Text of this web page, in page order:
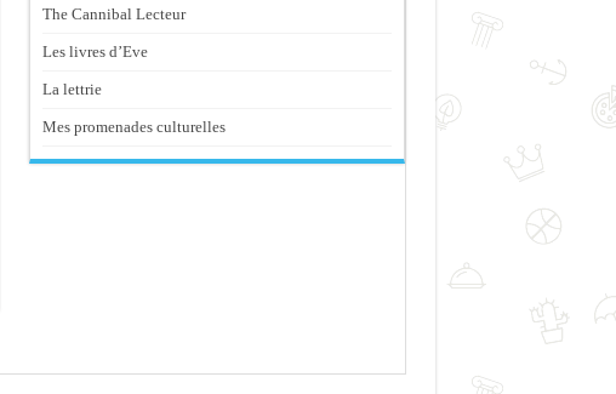
The Cannibal Lecteur
Les livres d’Eve
La lettrie
Mes promenades culturelles